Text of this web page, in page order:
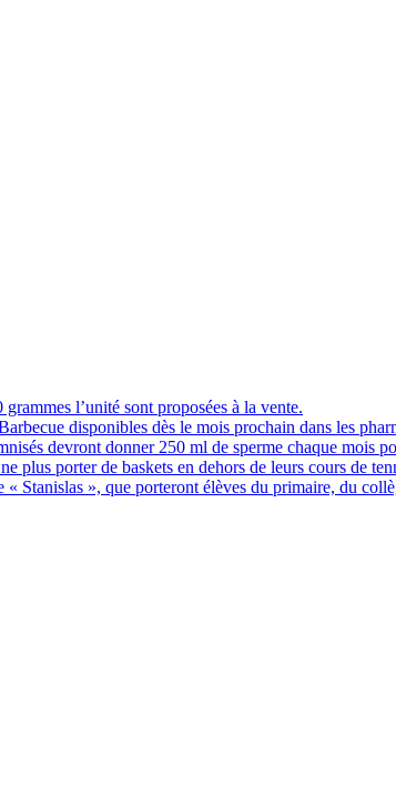
l’unité sont proposées à la vente.
disponibles dès le mois prochain dans les
devront donner 250 ml de sperme chaque mois
plus porter de baskets en dehors de leurs cours de
Stanislas », que porteront élèves du primaire, du